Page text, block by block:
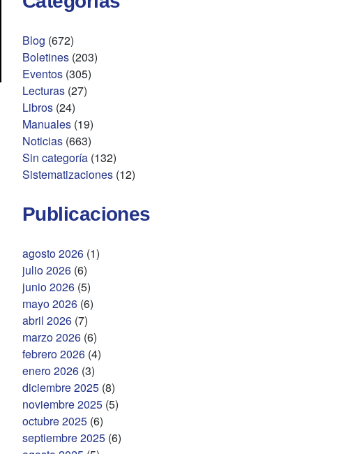
Blog (672)
Boletines (203)
Eventos (305)
Lecturas (27)
Libros (24)
Manuales (19)
Noticias (663)
Sin categoría (132)
Sistematizaciones (12)
Publicaciones
agosto 2026 (1)
julio 2026 (6)
junio 2026 (5)
mayo 2026 (6)
abril 2026 (7)
marzo 2026 (6)
febrero 2026 (4)
enero 2026 (3)
diciembre 2025 (8)
noviembre 2025 (5)
octubre 2025 (6)
septiembre 2025 (6)